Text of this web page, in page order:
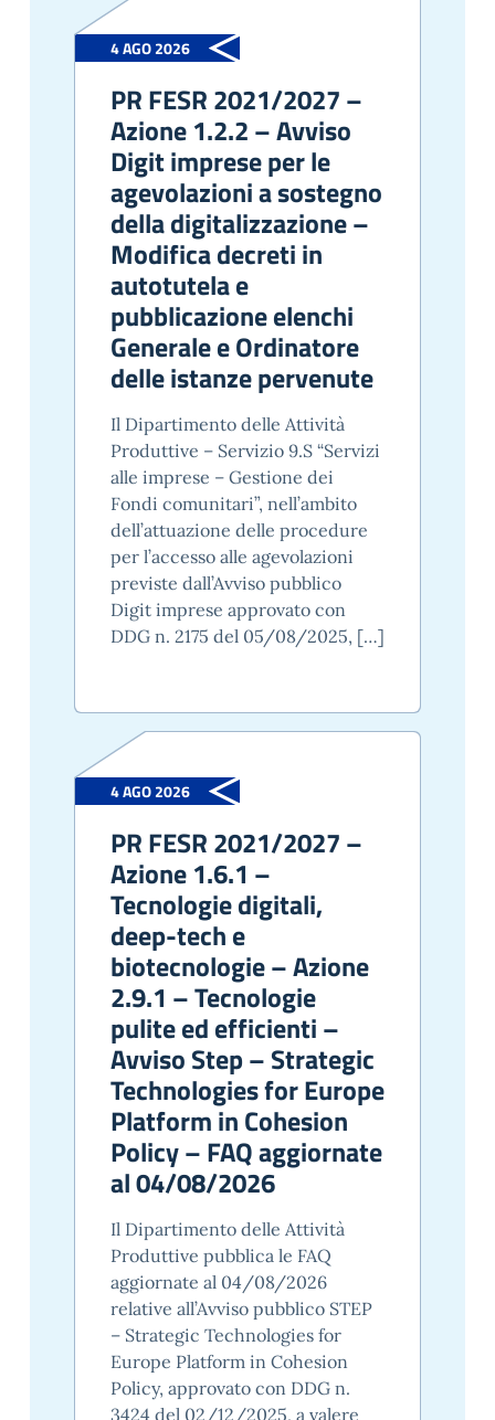
4 AGO 2026
PR FESR 2021/2027 –
Azione 1.2.2 – Avviso
Digit imprese per le
agevolazioni a sostegno
della digitalizzazione –
Modifica decreti in
autotutela e
pubblicazione elenchi
Generale e Ordinatore
delle istanze pervenute
Il Dipartimento delle Attività
Produttive – Servizio 9.S “Servizi
alle imprese – Gestione dei
Fondi comunitari”, nell’ambito
dell’attuazione delle procedure
per l’accesso alle agevolazioni
previste dall’Avviso pubblico
Digit imprese approvato con
DDG n. 2175 del 05/08/2025, […]
4 AGO 2026
PR FESR 2021/2027 –
Azione 1.6.1 –
Tecnologie digitali,
deep-tech e
biotecnologie – Azione
2.9.1 – Tecnologie
pulite ed efficienti –
Avviso Step – Strategic
Technologies for Europe
Platform in Cohesion
Policy – FAQ aggiornate
al 04/08/2026
Il Dipartimento delle Attività
Produttive pubblica le FAQ
aggiornate al 04/08/2026
relative all’Avviso pubblico STEP
– Strategic Technologies for
Europe Platform in Cohesion
Policy, approvato con DDG n.
3424 del 02/12/2025, a valere